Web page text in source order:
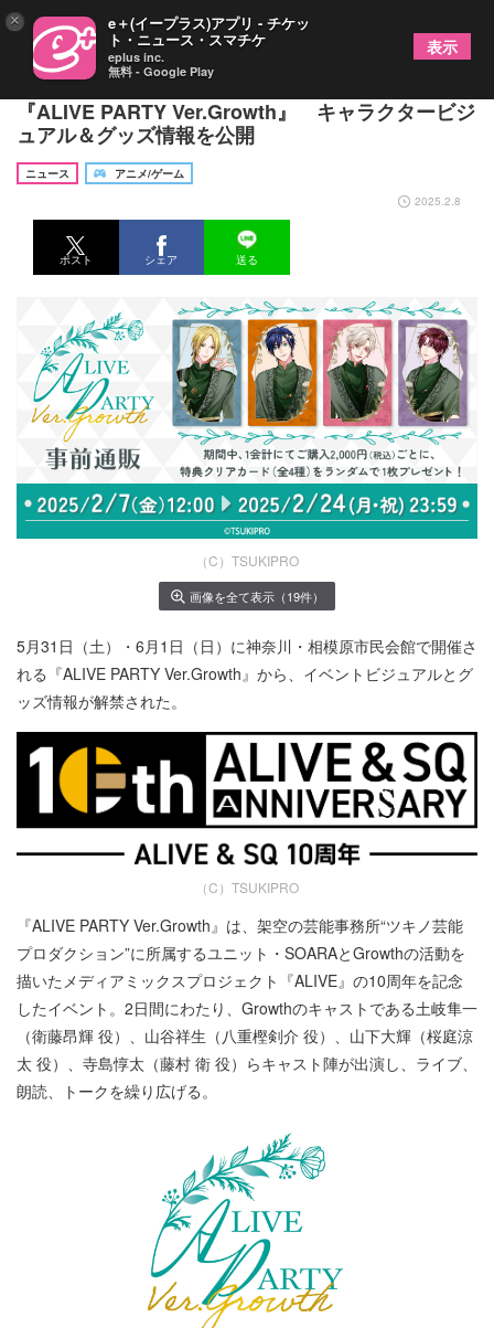
土岐隼一・山谷祥生・山下大輝・寺島惇太ら出演
『ALIVE PARTY Ver.Growth』 キャラクタービジ
ュアル＆グッズ情報を公開
ニュース
アニメ/ゲーム
2025.2.8
ポスト シェア 送る
（C）TSUKIPRO
画像を全て表示（19件）
5月31日（土）・6月1日（日）に神奈川・相模原市民会館で開催さ
れる『ALIVE PARTY Ver.Growth』から、イベントビジュアルとグ
ッズ情報が解禁された。
（C）TSUKIPRO
『ALIVE PARTY Ver.Growth』は、架空の芸能事務所“ツキノ芸能
プロダクション”に所属するユニット・SOARAとGrowthの活動を
描いたメディアミックスプロジェクト『ALIVE』の10周年を記念
したイベント。2日間にわたり、Growthのキャストである土岐隼一
（衛藤昂輝 役）、山谷祥生（八重樫剣介 役）、山下大輝（桜庭涼
太 役）、寺島惇太（藤村 衛 役）らキャスト陣が出演し、ライブ、
朗読、トークを繰り広げる。
× e＋(イープラス)アプリ - チケッ
ト・ニュース・スマチケ
eplus inc.
無料 - Google Play
表示